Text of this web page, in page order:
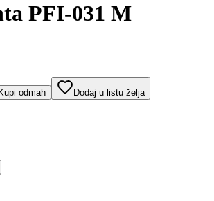
PFI-031 M
Kupi odmah
Dodaj u listu želja